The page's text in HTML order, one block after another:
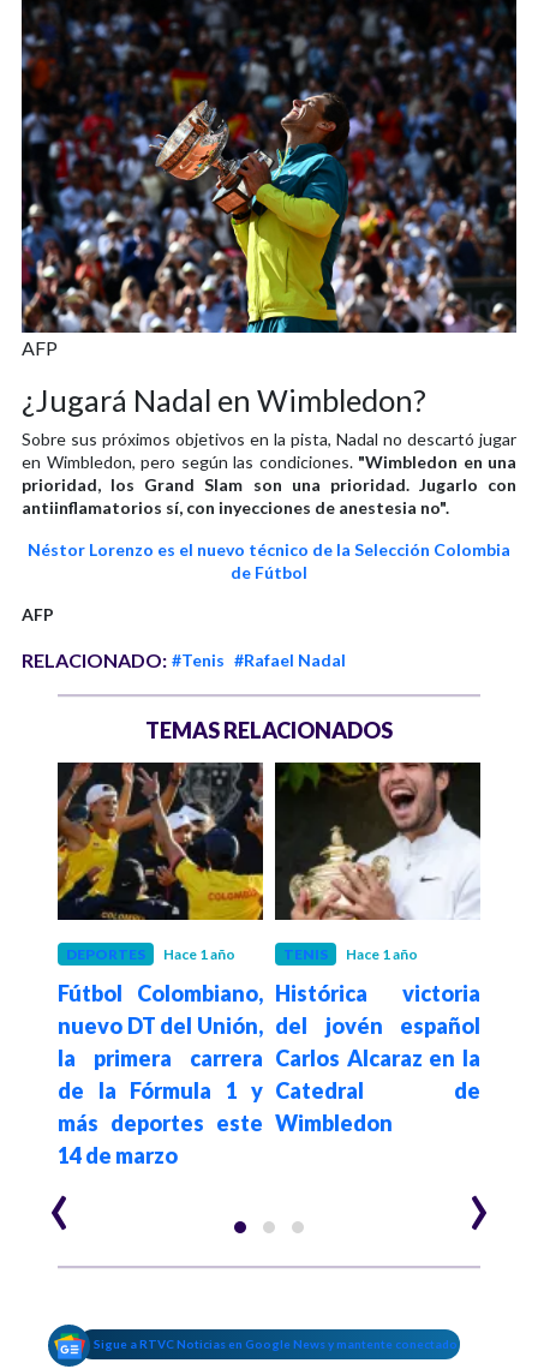
AFP
¿Jugará Nadal en Wimbledon?
Sobre sus próximos objetivos en la pista, Nadal no descartó jugar
en Wimbledon, pero según las condiciones. "Wimbledon en una
prioridad, los Grand Slam son una prioridad. Jugarlo con
antiinflamatorios sí, con inyecciones de anestesia no".
Néstor Lorenzo es el nuevo técnico de la Selección Colombia
de Fútbol
AFP
RELACIONADO: #Tenis #Rafael Nadal
TEMAS RELACIONADOS
DEPORTES Hace 1 año
Fútbol Colombiano,
nuevo DT del Unión,
la primera carrera
de la Fórmula 1 y
más deportes este
14 de marzo
TENIS Hace 1 año
Histórica victoria
del jovén español
Carlos Alcaraz en la
Catedral de
Wimbledon
‹ ›
Sigue a RTVC Noticias en Google News y mantente conectado